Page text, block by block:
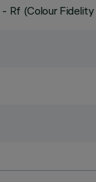
- Rf (Colour